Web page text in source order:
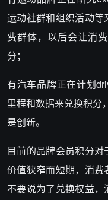
运动社群和组织活动
费群体，以后会让消
分；
有汽车品牌正在计划
里程和数据来兑换积分
是创新。
目前的品牌会员积分
价值狭窄而短期，消
不要说为了兑换权益